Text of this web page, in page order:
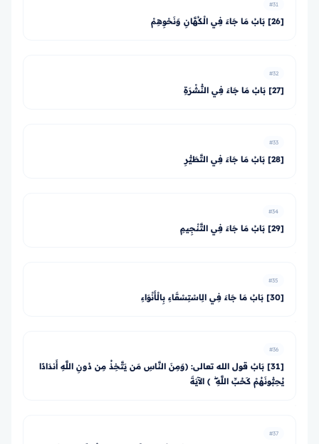
#31
[26] بَابُ مَا جَاءَ فِي الْكُهَّانِ وَنَحْوِهِمْ
#32
[27] بَابُ مَا جَاءَ فِي النُّشْرَةِ
#33
[28] بَابُ مَا جَاءَ فِي التَّطَيُّرِ
#34
[29] بَابُ مَا جَاءَ فِي التَّنْجِيمِ
#35
[30] بَابُ مَا جَاءَ فِي الِاسْتِسْقَاءِ بِالْأَنْوَاءِ
#36
[31] بَابُ قول الله تعالى: ﴿وَمِنَ النَّاسِ مَن يَتَّخِذُ مِن دُونِ اللَّهِ أَندَادًا
يُحِبُّونَهُمْ كَحُبِّ اللَّهِ ۖ ﴾ الآيَةَ
#37